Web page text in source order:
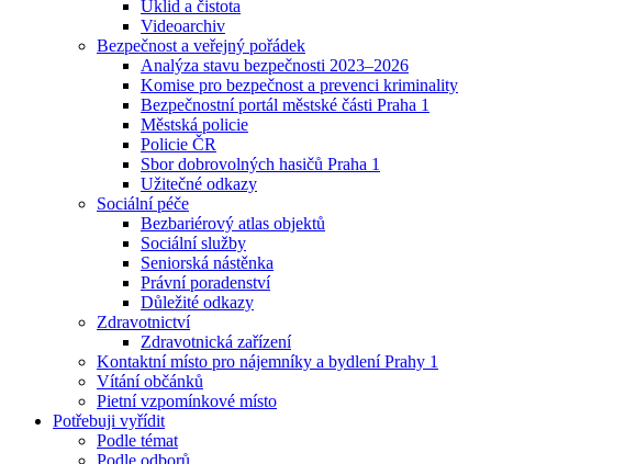
Úklid a čistota
Videoarchiv
Bezpečnost a veřejný pořádek
Analýza stavu bezpečnosti 2023–2026
Komise pro bezpečnost a prevenci kriminality
Bezpečnostní portál městské části Praha 1
Městská policie
Policie ČR
Sbor dobrovolných hasičů Praha 1
Užitečné odkazy
Sociální péče
Bezbariérový atlas objektů
Sociální služby
Seniorská nástěnka
Právní poradenství
Důležité odkazy
Zdravotnictví
Zdravotnická zařízení
Kontaktní místo pro nájemníky a bydlení Prahy 1
Vítání občánků
Pietní vzpomínkové místo
Potřebuji vyřídit
Podle témat